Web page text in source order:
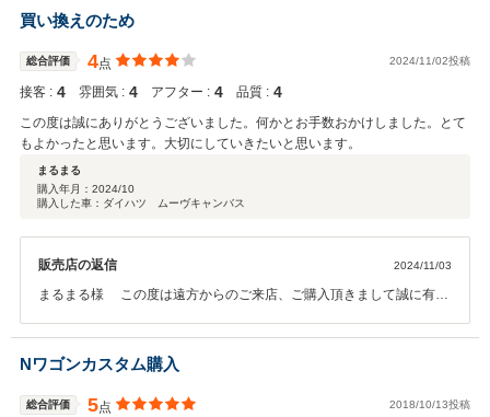
買い換えのため
総合評価 4点 2024/11/02投稿
接客 : 4 雰囲気 : 4 アフター : 4 品質 : 4
この度は誠にありがとうございました。何かとお手数おかけしました。とて
もよかったと思います。大切にしていきたいと思います。
まるまる
購入年月： 2024/10
購入した車：ダイハツ ムーヴキャンバス
販売店の返信 2024/11/03
まるまる様 この度は遠方からのご来店、ご購入頂きまして誠に有難
後お車の調子はいかがでしょうか？何かお困り事が御座いましたらご
連絡下さい。 宜しくお願い致します。
Nワゴンカスタム購入
総合評価 5点 2018/10/13投稿